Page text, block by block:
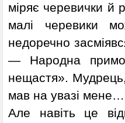
міряє черевички й
малі черевики
недоречно
— Народна
нещастя». Мудрець,
мав на увазі мене…
Але навіть це